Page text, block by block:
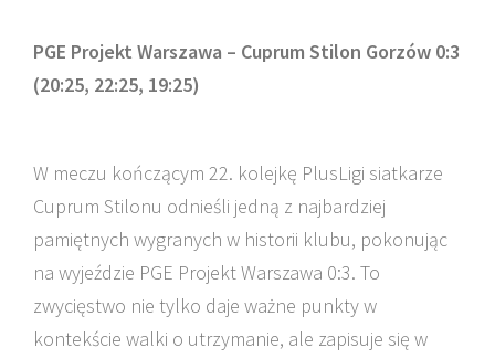
PGE Projekt Warszawa – Cuprum Stilon Gorzów 0:3
(20:25, 22:25, 19:25)
W meczu kończącym 22. kolejkę PlusLigi siatkarze
Cuprum Stilonu odnieśli jedną z najbardziej
pamiętnych wygranych w historii klubu, pokonując
na wyjeździe PGE Projekt Warszawa 0:3. To
zwycięstwo nie tylko daje ważne punkty w
kontekście walki o utrzymanie, ale zapisuje się w